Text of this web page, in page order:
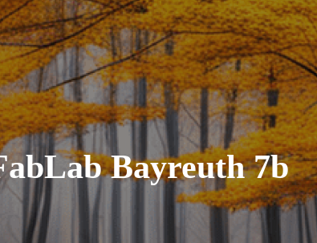
Bayreuth 7b